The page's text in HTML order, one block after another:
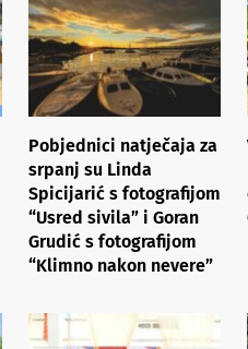
Pobjednici natječaja za
srpanj su Linda
Spicijarić s fotografijom
“Usred sivila” i Goran
Grudić s fotografijom
“Klimno nakon nevere”